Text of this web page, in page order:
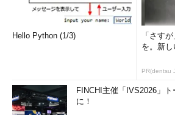
企業が多いのです」（服部さん）
それには理由がある。インターネット
ンドからバックエンドまでと業務内容が
納期の管理まで全部を担当することもあ
でもありプロジェクトマネージャでもある
Hello Python (1/3)
「さす
を。新
PR(dentsu
FINCHI主催「IVS2026」
に！